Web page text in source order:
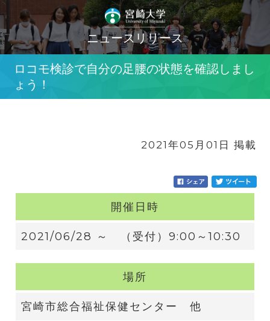
ニュースリリース
ロコモ検診で自分の足腰の状態を確認しまし
ょう！
2021年05月01日 掲載
開催日時
2021/06/28 ～ （受付）9:00～10:30
場所
宮崎市総合福祉保健センター 他